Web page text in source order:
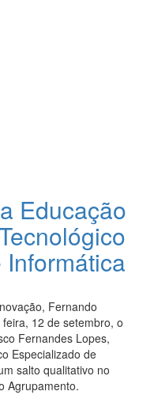
Educação
Fernando
12 de setembro, o
Fernandes Lopes,
Especializado de
salto qualitativo no
Agrupamento.